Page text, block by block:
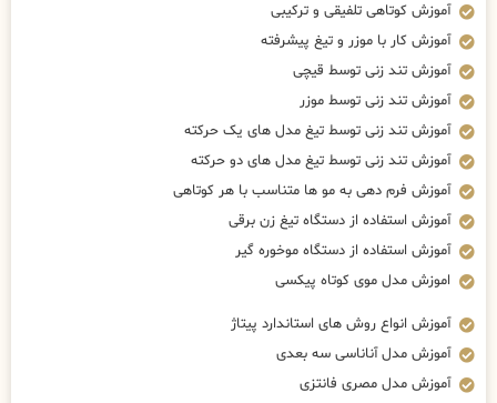
آموزش کوتاهی تلفیقی و ترکیبی
آموزش کار با موزر و تیغ پیشرفته
آموزش تند زنی توسط قیچی
آموزش تند زنی توسط موزر
آموزش تند زنی توسط تیغ مدل های یک حرکته
آموزش تند زنی توسط تیغ مدل های دو حرکته
آموزش فرم دهی به مو ها متناسب با هر کوتاهی
آموزش استفاده از دستگاه تیغ زن برقی
آموزش استفاده از دستگاه موخوره گیر
اموزش مدل موی کوتاه پیکسی
آموزش انواع روش های استاندارد پیتاژ
آموزش مدل آناناسی سه بعدی
آموزش مدل مصری فانتزی